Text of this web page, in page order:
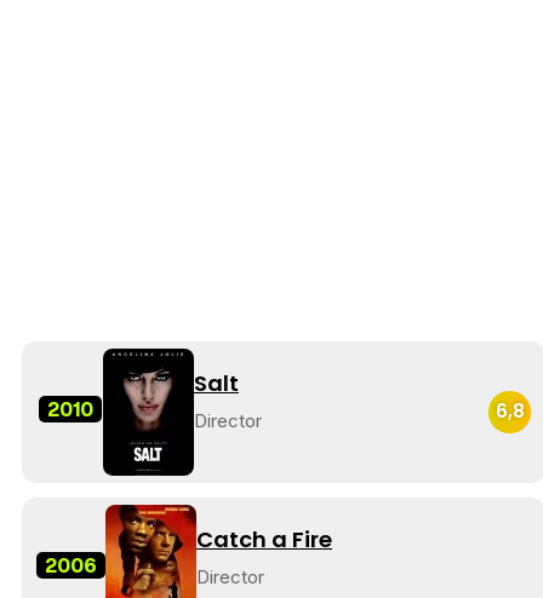
2010
Salt
Director 6,8
2006
Catch a Fire
Director